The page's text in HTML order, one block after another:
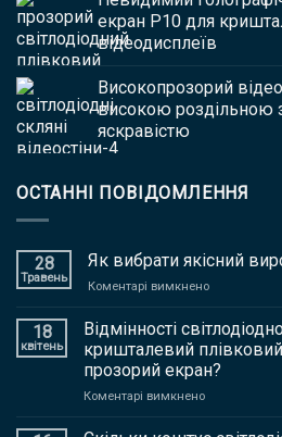
екран P10 для
відеодисплеїв
Високопрозорий
високою роздільною
яскравістю
ОСТАННІ ПОВІДОМЛЕННЯ
28
Травень
Як вибрати якісний
Коментарі вимкненона
вибрати
якісний
виробник
LED
18
квітень
Відмінності
кришталевий плівковий
прозорий екран?
Коментарі вимкненона